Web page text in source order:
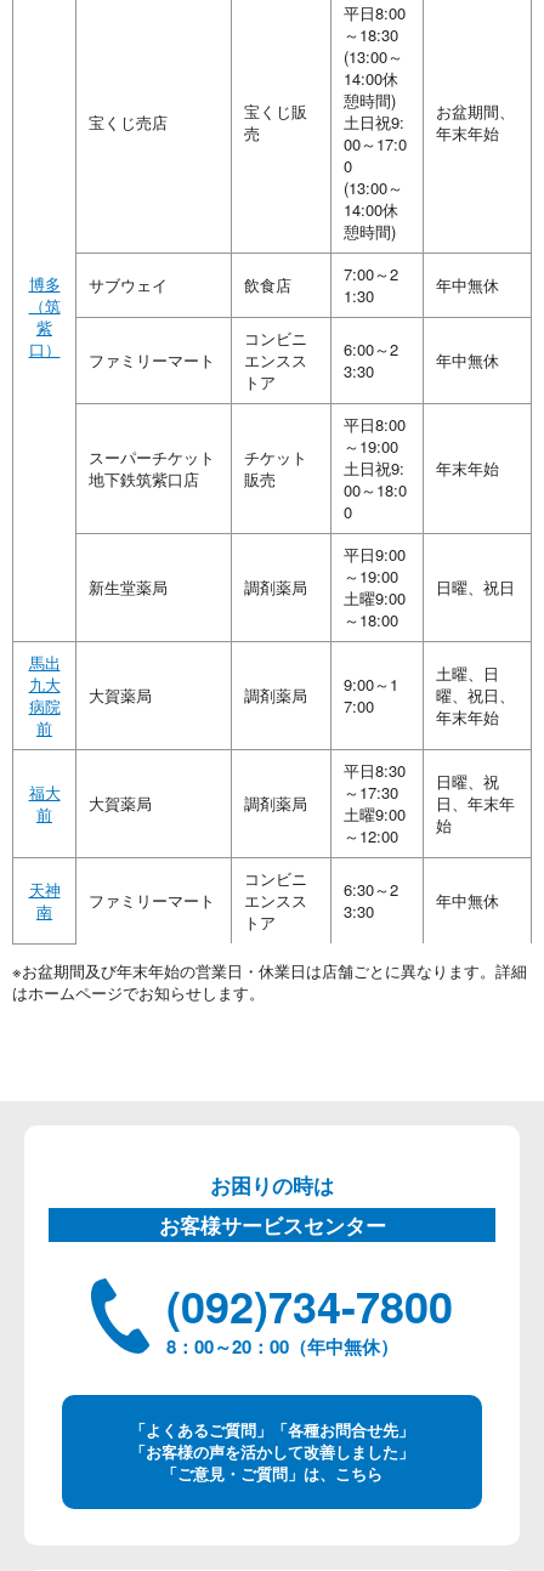
博多
（筑
紫
口）
宝くじ売店
宝くじ販
売
平日8:00
～18:30
(13:00～
14:00休
憩時間)
土日祝9:
00～17:0
0
(13:00～
14:00休
憩時間)
お盆期間、
年末年始
サブウェイ 飲食店
7:00～2
1:30
年中無休
ファミリーマート
コンビニ
エンスス
トア
6:00～2
3:30
年中無休
スーパーチケット
地下鉄筑紫口店
チケット
販売
平日8:00
～19:00
土日祝9:
00～18:0
0
年末年始
新生堂薬局 調剤薬局
平日9:00
～19:00
土曜9:00
～18:00
日曜、祝日
馬出
九大
病院
前
大賀薬局 調剤薬局
9:00～1
7:00
土曜、日
曜、祝日、
年末年始
福大
前
大賀薬局 調剤薬局
平日8:30
～17:30
土曜9:00
～12:00
日曜、祝
日、年末年
始
天神
南
ファミリーマート
コンビニ
エンスス
トア
6:30～2
3:30
年中無休
※お盆期間及び年末年始の営業日・休業日は店舗ごとに異なります。詳細
はホームページでお知らせします。
お困りの時は
お客様サービスセンター
(092)734-7800
8：00～20：00（年中無休）
「よくあるご質問」「各種お問合せ先」
「お客様の声を活かして改善しました」
「ご意見・ご質問」は、こちら